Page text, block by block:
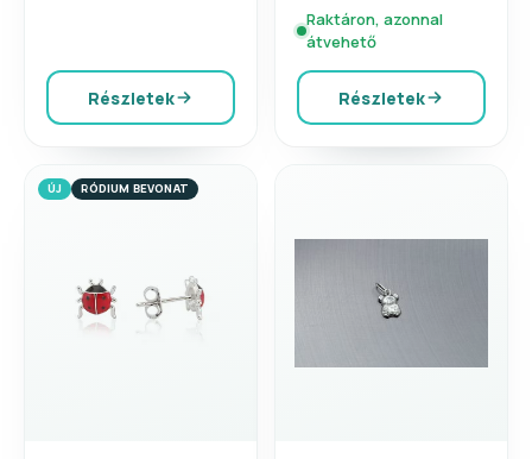
Részletek
Raktáron, azonnal
átvehető
Részletek
ÚJ RÓDIUM BEVONAT